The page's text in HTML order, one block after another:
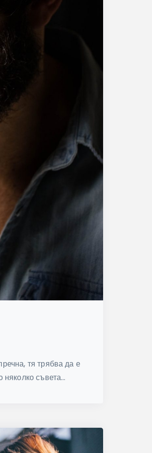
тя трябва да е
съвета...